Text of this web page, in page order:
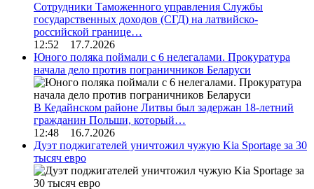
Сотрудники Таможенного управления Службы
государственных доходов (СГД) на латвийско-
российской границе…
12:52 17.7.2026
Юного поляка поймали с 6 нелегалами. Прокуратура
начала дело против пограничников Беларуси
В Кедайнском районе Литвы был задержан 18-летний
гражданин Польши, который…
12:48 16.7.2026
Дуэт поджигателей уничтожил чужую Kia Sportage за 30
тысяч евро